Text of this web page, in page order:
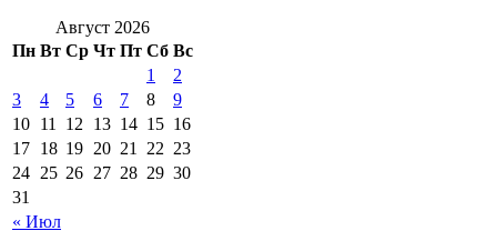
Август 2026
Пн Вт Ср Чт Пт Сб Вс
« Июл
1
2
3
4 5 6 7 8
9
10 11 12 13 14 15 16
17 18 19 20 21 22 23
24 25 26 27 28 29 30
31